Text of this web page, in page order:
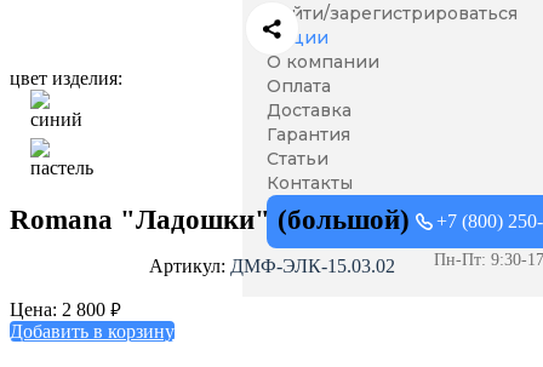
Войти/зарегистрироваться
Акции
О компании
Оплата
Доставка
Гарантия
Статьи
Контакты
+7 (800)
Пн-Пт: 9:30-
цвет изделия:
Romana "Ладошки" (большой)
Артикул: ДМФ-ЭЛК-15.03.02
Цена: 2 800 ₽
Добавить в корзину